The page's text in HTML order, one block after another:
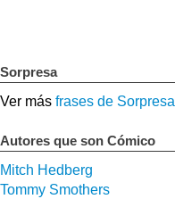
Sorpresa
Ver más frases de Sorpresa
Autores que son Cómico
Mitch Hedberg
Tommy Smothers